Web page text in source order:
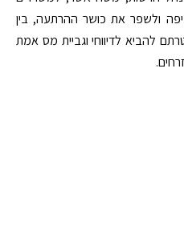
ולשפר את כושר ההרתעה, בין
להביא לדיווחי וגביית מס אמת